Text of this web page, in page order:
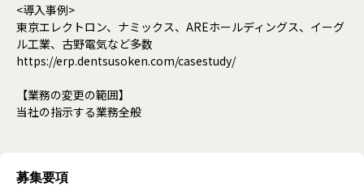
<導入事例>
東京エレクトロン、ナミックス、AREホールディングス、イーグ
ル工業、古野電気など多数
https://erp.dentsusoken.com/casestudy/
【業務の変更の範囲】
当社の指示する業務全般
募集要項